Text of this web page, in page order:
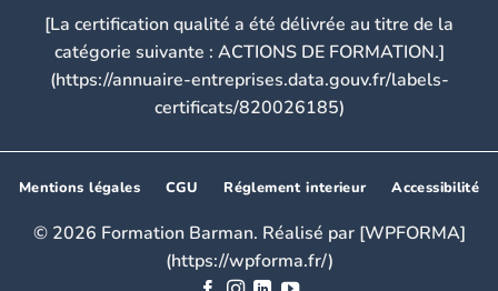
[La certification qualité a été délivrée au titre de la
catégorie suivante : ACTIONS DE FORMATION.]
(https://annuaire-entreprises.data.gouv.fr/labels-
certificats/820026185)
Mentions légales CGU Réglement interieur Accessibilité
© 2026 Formation Barman. Réalisé par [WPFORMA]
(https://wpforma.fr/)